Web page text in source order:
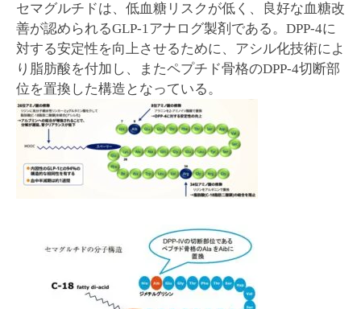
セマグルチドは、低血糖リスクが低く、良好な血糖改
善が認められるGLP-1アナログ製剤である。DPP-4に
対する安定性を向上させるために、アシル化技術によ
り脂肪酸を付加し、またペプチド骨格のDPP-4切断部
位を置換した構造となっている。